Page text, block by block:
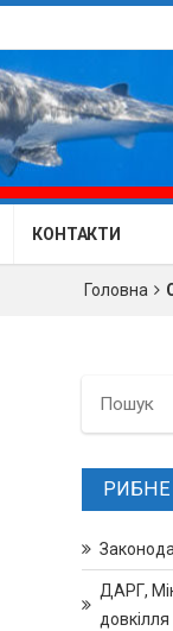
КОНТАКТИ
Головна
РИБНЕ
ДАРГ,
довкілля